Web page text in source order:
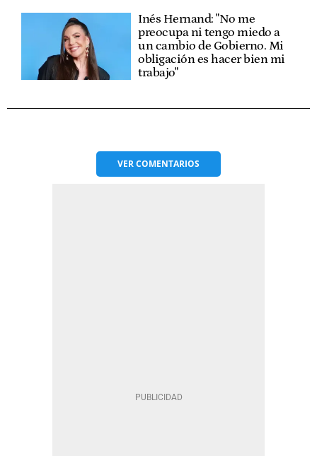
Inés Hernand: "No me
preocupa ni tengo miedo a
un cambio de Gobierno. Mi
obligación es hacer bien mi
trabajo"
VERCOMENTARIOS